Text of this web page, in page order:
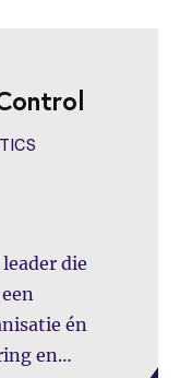
die
én
en